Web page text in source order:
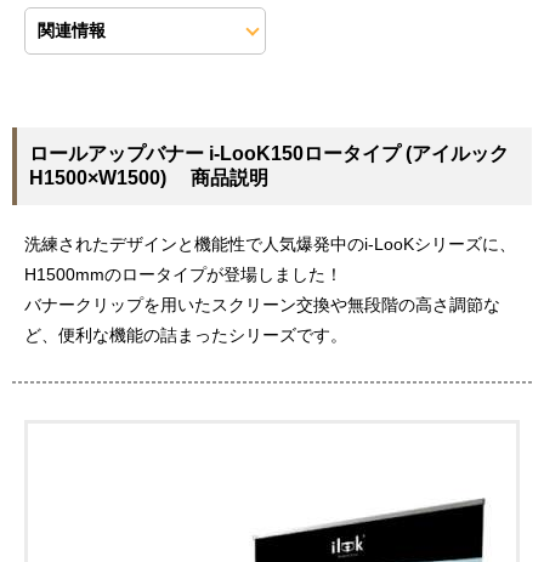
関連情報
ロールアップバナー i-LooK150ロータイプ (アイルック
H1500×W1500) 商品説明
洗練されたデザインと機能性で人気爆発中のi-LooKシリーズに、
H1500mmのロータイプが登場しました！
バナークリップを用いたスクリーン交換や無段階の高さ調節な
ど、便利な機能の詰まったシリーズです。